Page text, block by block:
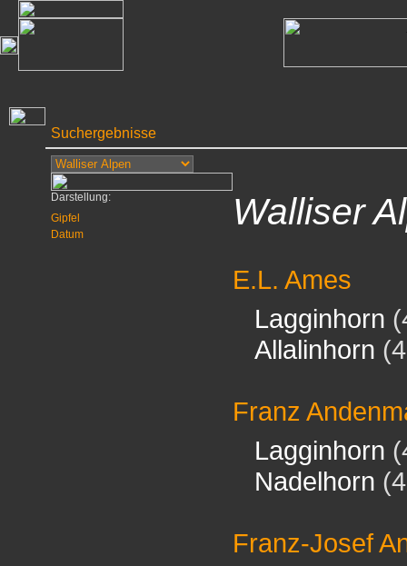
Suchergebnisse
Darstellung:
Gipfel
Datum
Walliser
E.L. Ames
Lagginhorn
Allalinhorn
Franz
Lagginhorn
Nadelhorn
Franz-Josef